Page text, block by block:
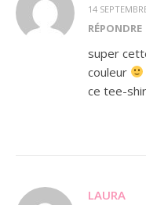
14
RÉPONDRE
super
couleur
ce tee-
LAURA